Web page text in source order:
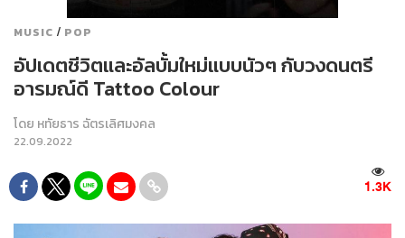
MUSIC / POP
อัปเดตชีวิตและอัลบั้มใหม่แบบนัวๆ กับวงดนตรี
อารมณ์ดี Tattoo Colour
โดย หทัยธาร ฉัตรเลิศมงคล
22.09.2022
1.3K